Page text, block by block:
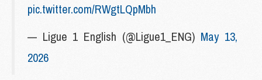
pic.twitter.com/RWgtLQpMbh
— Ligue 1 English (@Ligue1_ENG) May 13,
2026